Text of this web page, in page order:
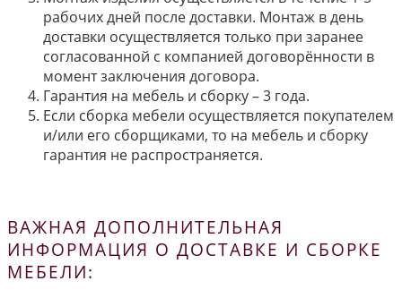
рабочих дней после доставки. Монтаж в день
доставки осуществляется только при заранее
согласованной с компанией договорённости в
момент заключения договора.
Гарантия на мебель и сборку – 3 года.
Если сборка мебели осуществляется покупателем
и/или его сборщиками, то на мебель и сборку
гарантия не распространяется.
ВАЖНАЯ ДОПОЛНИТЕЛЬНАЯ
ИНФОРМАЦИЯ О ДОСТАВКЕ И СБОРКЕ
МЕБЕЛИ: